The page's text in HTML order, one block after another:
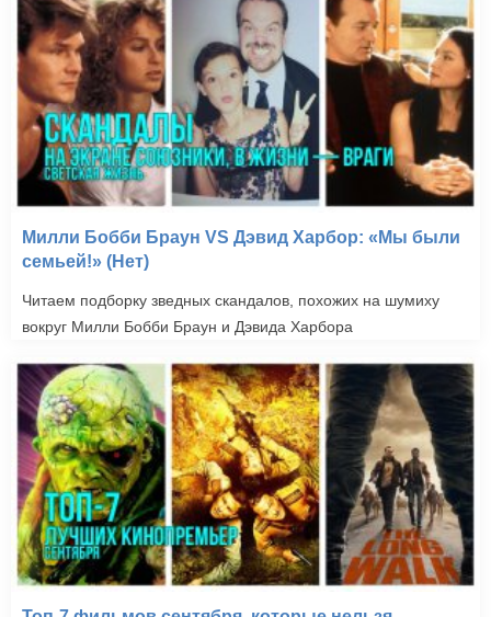
Милли Бобби Браун VS Дэвид Харбор: «Мы были
семьей!» (Нет)
Читаем подборку зведных скандалов, похожих на шумиху
вокруг Милли Бобби Браун и Дэвида Харбора